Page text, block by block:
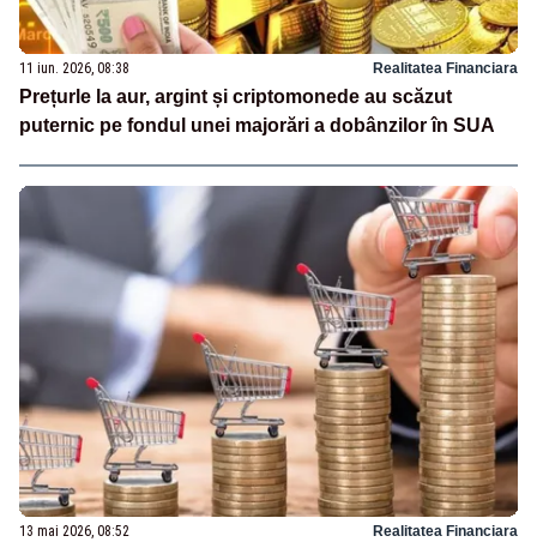
11 iun. 2026, 08:38 Realitatea Financiara
Prețurle la aur, argint și criptomonede au scăzut
puternic pe fondul unei majorări a dobânzilor în SUA
13 mai 2026, 08:52 Realitatea Financiara